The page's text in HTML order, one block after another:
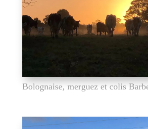
Bolognaise, merguez et colis